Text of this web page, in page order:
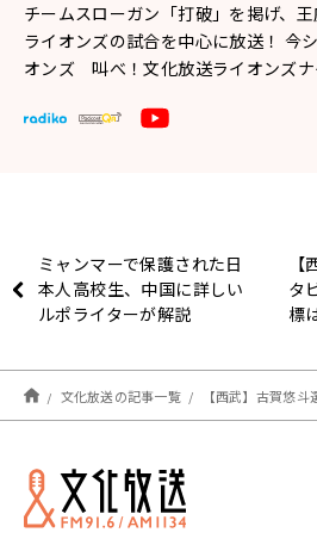
チームスローガン「打破」を掲げ、
ライオンズの試合を中心に放送！ 今
オンズ 叫べ！文化放送ライオンズ
ミャンマーで保護された日
本人高校生、中国に詳しい
ルポライターが解説
タ
標
文化放送の記事一覧 【西武】古賀悠斗選手インタビ